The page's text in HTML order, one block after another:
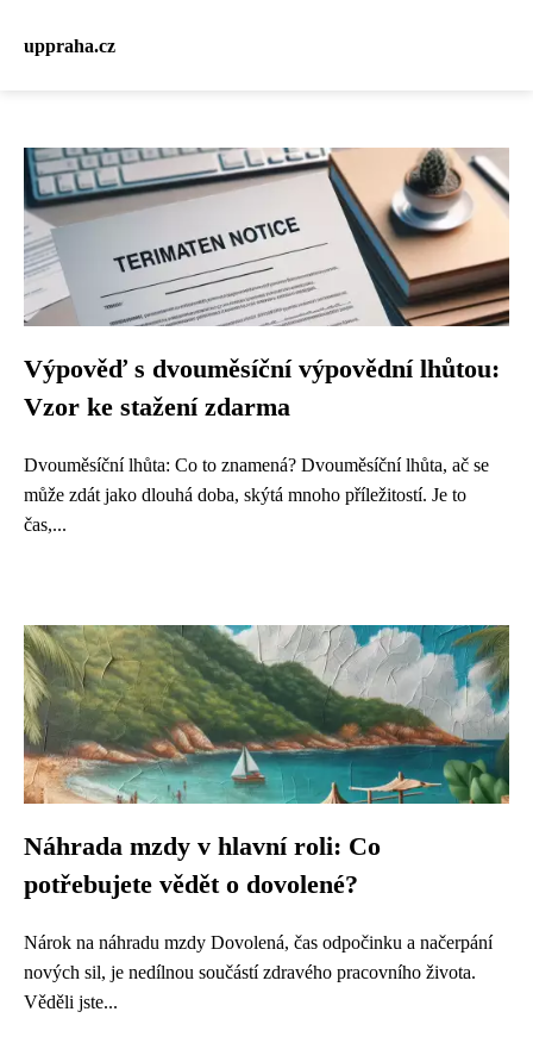
uppraha.cz
Výpověď s dvouměsíční výpovědní lhůtou:
Vzor ke stažení zdarma
Dvouměsíční lhůta: Co to znamená? Dvouměsíční lhůta, ač se
může zdát jako dlouhá doba, skýtá mnoho příležitostí. Je to
čas,...
Náhrada mzdy v hlavní roli: Co
potřebujete vědět o dovolené?
Nárok na náhradu mzdy Dovolená, čas odpočinku a načerpání
nových sil, je nedílnou součástí zdravého pracovního života.
Věděli jste...